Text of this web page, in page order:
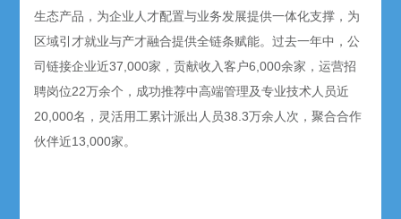
生态产品，为企业人才配置与业务发展提供一体化支撑，为
区域引才就业与产才融合提供全链条赋能。过去一年中，公
司链接企业近37,000家，贡献收入客户6,000余家，运营招
聘岗位22万余个，成功推荐中高端管理及专业技术人员近
20,000名，灵活用工累计派出人员38.3万余人次，聚合合作
伙伴近13,000家。